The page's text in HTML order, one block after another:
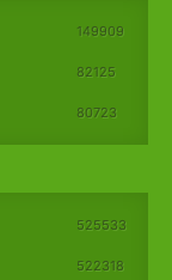
149909
82125
80723
525533
522318